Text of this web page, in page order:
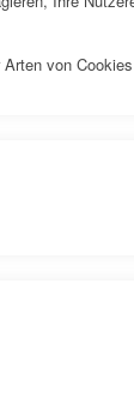
von